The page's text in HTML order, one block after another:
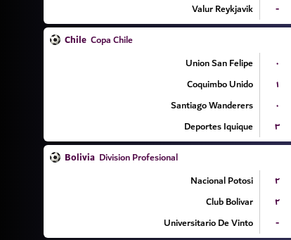
Valur Reykjavik
-
Chile Copa Chile
Union San Felipe
۰
Coquimbo Unido
۱
Santiago Wanderers
۰
Deportes Iquique
۳
Bolivia Division Profesional
Nacional Potosi
۲
Club Bolivar
۲
Universitario De Vinto
-